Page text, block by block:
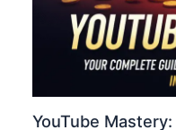
YouTube